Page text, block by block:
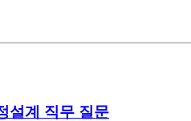
설계 직무 질문